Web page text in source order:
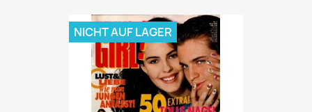
NICHT AUF LAGER